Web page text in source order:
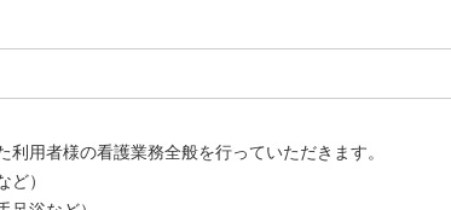
利用者様の看護業務全般を行っていただきます。
ど）